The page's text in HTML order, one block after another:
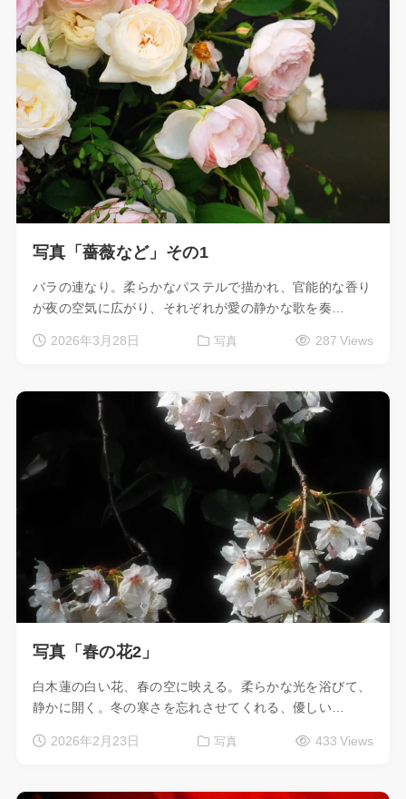
写真「薔薇など」その1
バラの連なり。柔らかなパステルで描かれ、官能的な香り
が夜の空気に広がり、それぞれが愛の静かな歌を奏…
2026年3月28日 写真 287 Views
写真「春の花2」
白木蓮の白い花、春の空に映える。柔らかな光を浴びて、
静かに開く。冬の寒さを忘れさせてくれる、優しい…
2026年2月23日 写真 433 Views